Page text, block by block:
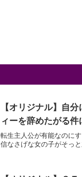
【オリジナル】自
ィーを辞めたがる件
転生主人公が有能なのに
信なさげな女の子がそっ